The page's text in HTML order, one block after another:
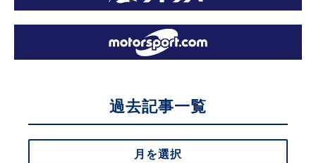
過去記事一覧
月を選択